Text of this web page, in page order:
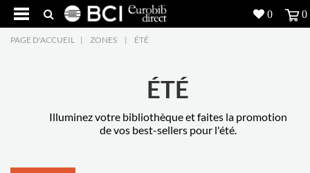
Réalisations
Inspiration
PAGE D'ACCUEIL | ZONES | ÉTÉ
ÉTÉ
Illuminez votre bibliothèque et faites la promotion
de vos best-sellers pour l'été.
0 0